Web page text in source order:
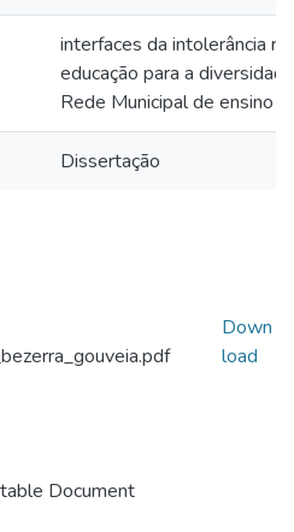
interfaces da intolerância
educação para a
Rede Municipal de ensino
Dissertação
Document
Down
load